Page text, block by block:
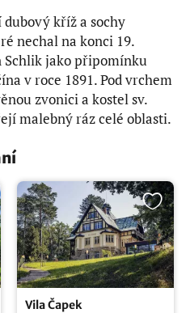
kříž a sochy
nechal na konci 19.
jako připomínku
v roce 1891. Pod vrchem
zvonici a kostel sv.
malebný ráz celé oblasti.
Vila Čapek